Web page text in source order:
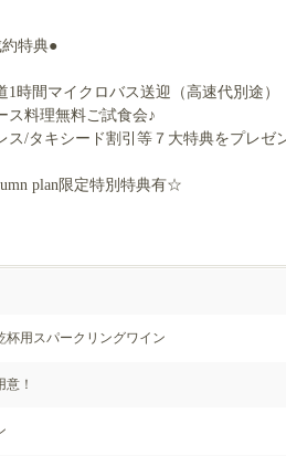
特典●
1時間マイクロバス送迎（高速代別途）
ス料理無料ご試食会♪
ス/タキシード割引等７大特典をプレゼ
plan限定特別特典有☆
杯用スパークリングワイン
！